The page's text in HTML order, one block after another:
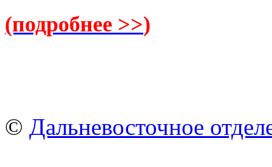
(подробнее >>)
© Дальневосточное